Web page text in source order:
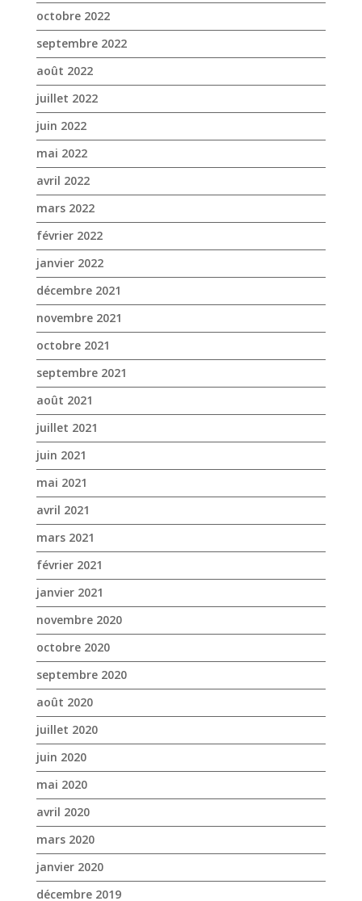
octobre 2022
septembre 2022
août 2022
juillet 2022
juin 2022
mai 2022
avril 2022
mars 2022
février 2022
janvier 2022
décembre 2021
novembre 2021
octobre 2021
septembre 2021
août 2021
juillet 2021
juin 2021
mai 2021
avril 2021
mars 2021
février 2021
janvier 2021
novembre 2020
octobre 2020
septembre 2020
août 2020
juillet 2020
juin 2020
mai 2020
avril 2020
mars 2020
janvier 2020
décembre 2019